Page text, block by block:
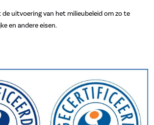
uitvoering van het milieubeleid om zo te
en andere eisen.